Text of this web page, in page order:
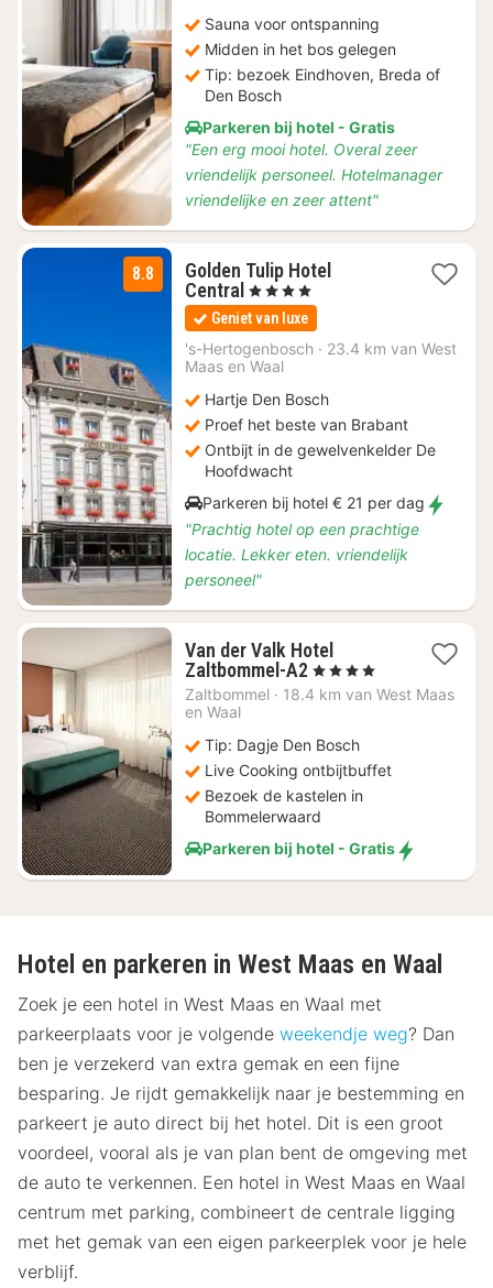
Sauna voor ontspanning
Midden in het bos gelegen
Tip: bezoek Eindhoven, Breda of
Den Bosch
Parkeren bij hotel - Gratis
"Een erg mooi hotel. Overal zeer
vriendelijk personeel. Hotelmanager
vriendelijke en zeer attent"
8.8
Golden Tulip Hotel
Central 1
nacht
vanaf
€
140
, 4 Sterren
Geniet van luxe
's-Hertogenbosch · 23.4 km van West
Maas en Waal
Hartje Den Bosch
Proef het beste van Brabant
Ontbijt in de gewelvenkelder De
Hoofdwacht
Parkeren bij hotel € 21 per dag
"Prachtig hotel op een prachtige
locatie. Lekker eten. vriendelijk
personeel"
Van der Valk Hotel
Zaltbommel-A2 3
nachten
121,87
, 4 Sterren
Zaltbommel · 18.4 km van West Maas
en Waal
Tip: Dagje Den Bosch
Live Cooking ontbijtbuffet
Bezoek de kastelen in
Bommelerwaard
Parkeren bij hotel - Gratis
Hotel en parkeren in West Maas en Waal
Zoek je een hotel in West Maas en Waal met
parkeerplaats voor je volgende weekendje weg? Dan
ben je verzekerd van extra gemak en een fijne
besparing. Je rijdt gemakkelijk naar je bestemming en
parkeert je auto direct bij het hotel. Dit is een groot
voordeel, vooral als je van plan bent de omgeving met
de auto te verkennen. Een hotel in West Maas en Waal
centrum met parking, combineert de centrale ligging
met het gemak van een eigen parkeerplek voor je hele
verblijf.